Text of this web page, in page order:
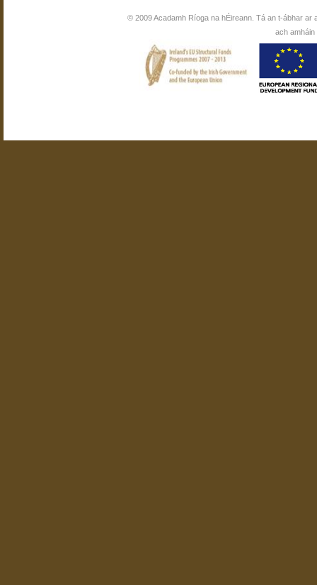
© 2009 Acadamh Ríoga na hÉireann. Tá an t-ábhar ar
ach amháin